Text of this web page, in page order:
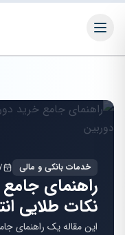
خدمات بانکی و مالی
راهنمای
نکات طلایی
این مقاله یک راهنمای